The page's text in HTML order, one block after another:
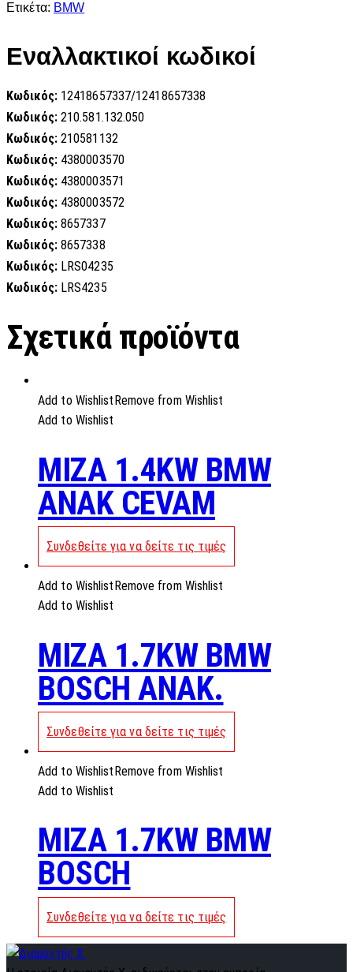
Ετικέτα: BMW
Εναλλακτικοί κωδικοί
Κωδικός: 12418657337/12418657338
Κωδικός: 210.581.132.050
Κωδικός: 210581132
Κωδικός: 4380003570
Κωδικός: 4380003571
Κωδικός: 4380003572
Κωδικός: 8657337
Κωδικός: 8657338
Κωδικός: LRS04235
Κωδικός: LRS4235
Σχετικά προϊόντα
Add to Wishlist Remove from Wishlist
Add to Wishlist
MIZA 1.4KW BMW
ANAK CEVAM
Συνδεθείτε για να δείτε τις τιμές
Add to Wishlist Remove from Wishlist
Add to Wishlist
MIZA 1.7KW BMW
BOSCH ANAK.
Συνδεθείτε για να δείτε τις τιμές
Add to Wishlist Remove from Wishlist
Add to Wishlist
MIZA 1.7KW BMW
BOSCH
Συνδεθείτε για να δείτε τις τιμές